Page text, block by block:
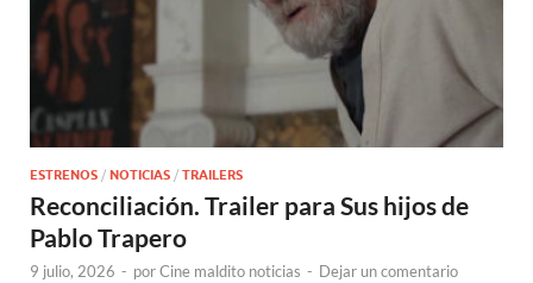
ESTRENOS / NOTICIAS / TRAILERS
Reconciliación. Trailer para Sus hijos de
Pablo Trapero
9 julio, 2026 - porCine maldito noticias - Dejar un comentario